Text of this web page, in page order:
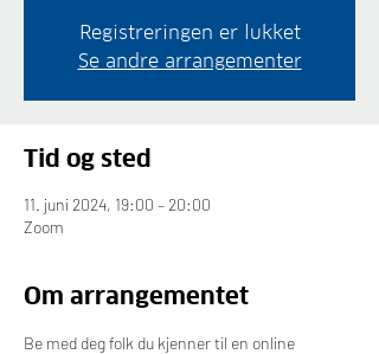
Registreringen er lukket
Se andre arrangementer
Tid og sted
11. juni 2024, 19:00 – 20:00
Zoom
Om arrangementet
Be med deg folk du kjenner til en online